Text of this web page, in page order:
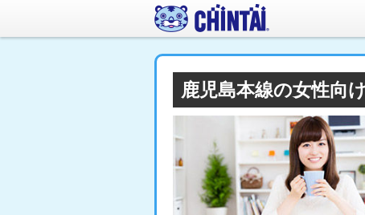
鹿児島本線の女性向